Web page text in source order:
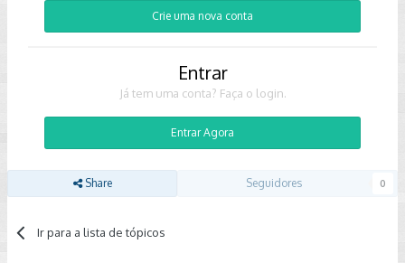
Crie uma nova conta
Entrar
Já tem uma conta? Faça o login.
Entrar Agora
Share Seguidores 0
Ir para a lista de tópicos